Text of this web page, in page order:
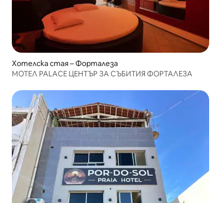
Хотелска стая – Форталеза
МОТЕЛ PALACE ЦЕНТЪР ЗА СЪБИТИЯ ФОРТАЛЕЗА